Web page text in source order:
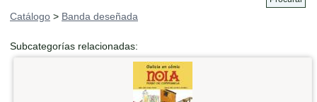
Catálogo > Banda deseñada
Subcategorías relacionadas: